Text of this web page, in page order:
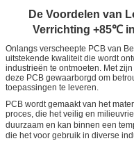
De Voordelen van
Verrichting +85℃
Onlangs verscheepte PCB van
uitstekende kwaliteit die wordt
industrieën te ontmoeten. Met
deze PCB gewaarborgd om
toepassingen te leveren.
PCB wordt gemaakt van het
proces, die het veilig en
duurzaam en kan binnen een
die het voor gebruik in diverse